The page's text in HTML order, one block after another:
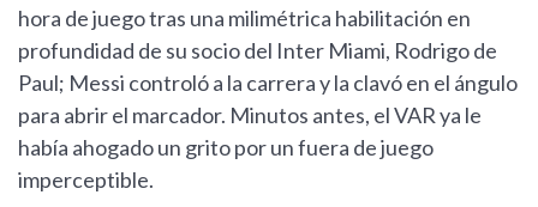
hora de juego tras una milimétrica habilitación en
profundidad de su socio del Inter Miami, Rodrigo de
Paul; Messi controló a la carrera y la clavó en el ángulo
para abrir el marcador. Minutos antes, el VAR ya le
había ahogado un grito por un fuera de juego
imperceptible.